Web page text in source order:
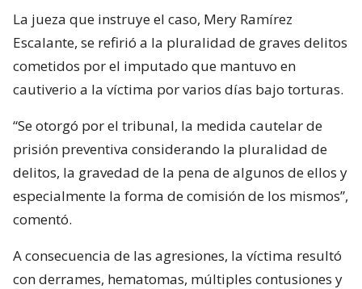
La jueza que instruye el caso, Mery Ramírez
Escalante, se refirió a la pluralidad de graves delitos
cometidos por el imputado que mantuvo en
cautiverio a la víctima por varios días bajo torturas.
“Se otorgó por el tribunal, la medida cautelar de
prisión preventiva considerando la pluralidad de
delitos, la gravedad de la pena de algunos de ellos y
especialmente la forma de comisión de los mismos”,
comentó.
A consecuencia de las agresiones, la víctima resultó
con derrames, hematomas, múltiples contusiones y